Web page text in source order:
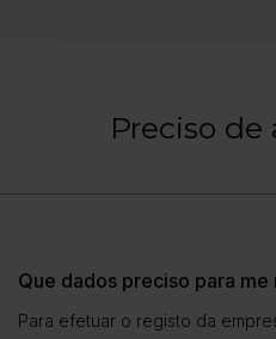
Preciso de
Que dados preciso para me
Para efetuar o registo da